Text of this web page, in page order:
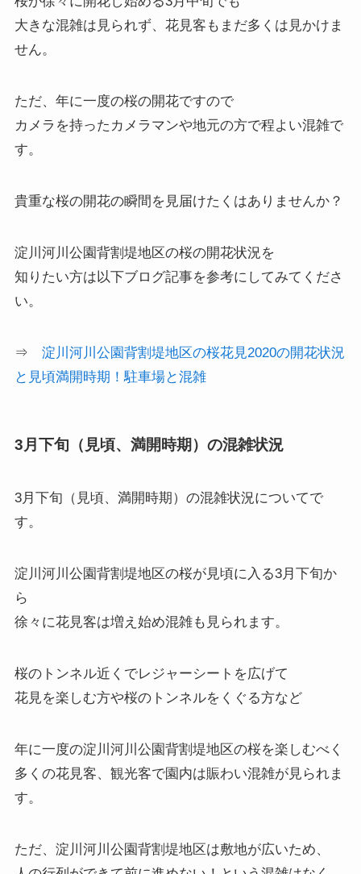
大きな混雑は見られず、花見客もまだ多くは見かけま
せん。
ただ、年に一度の桜の開花ですので
カメラを持ったカメラマンや地元の方で程よい混雑で
す。
貴重な桜の開花の瞬間を見届けたくはありませんか？
淀川河川公園背割堤地区の桜の開花状況を
知りたい方は以下ブログ記事を参考にしてみてくださ
い。
⇒ 淀川河川公園背割堤地区の桜花見2020の開花状況
と見頃満開時期！駐車場と混雑
3月下旬（見頃、満開時期）の混雑状況
3月下旬（見頃、満開時期）の混雑状況についてで
す。
淀川河川公園背割堤地区の桜が見頃に入る3月下旬か
ら
徐々に花見客は増え始め混雑も見られます。
桜のトンネル近くでレジャーシートを広げて
花見を楽しむ方や桜のトンネルをくぐる方など
年に一度の淀川河川公園背割堤地区の桜を楽しむべく
多くの花見客、観光客で園内は賑わい混雑が見られま
す。
ただ、淀川河川公園背割堤地区は敷地が広いため、